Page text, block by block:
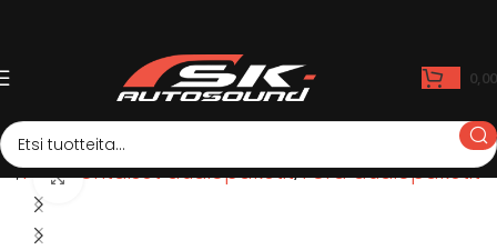
Autokohtaiset audiopaketit Ford audiopaketit
Click to enlarge